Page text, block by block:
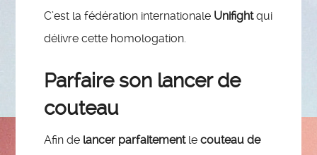
C’est la fédération internationale Unifightqui
délivre cette homologation.
Parfaire son lancer de
couteau
Afin de lancer parfaitementlecouteau de